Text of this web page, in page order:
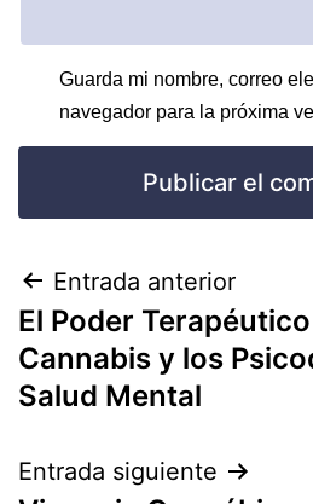
Guarda mi nombre, correo
navegador para la próxima
Entrada anterior
El Poder
Cannabis y los
Salud Mental
Entrada siguiente